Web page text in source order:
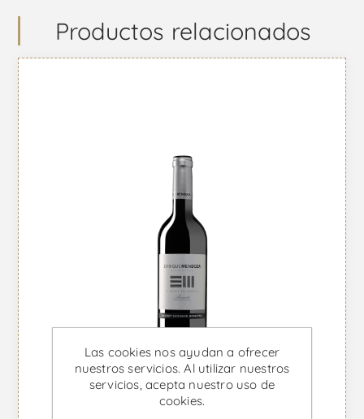
Productos relacionados
Las cookies nos ayudan a ofrecer
nuestros servicios. Al utilizar nuestros
servicios, acepta nuestro uso de
cookies.